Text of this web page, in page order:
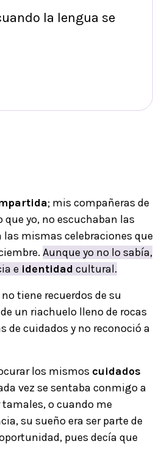
la lengua se
; mis compañeras de
yo, no escuchaban las
mismas celebraciones que
Aunque yo no lo sabía,
e identidad cultural.
tiene recuerdos de su
un riachuelo lleno de rocas
de cuidados y no reconoció a
los mismos cuidados
vez se sentaba conmigo a
o cuando me
su sueño era ser parte de
pues decía que